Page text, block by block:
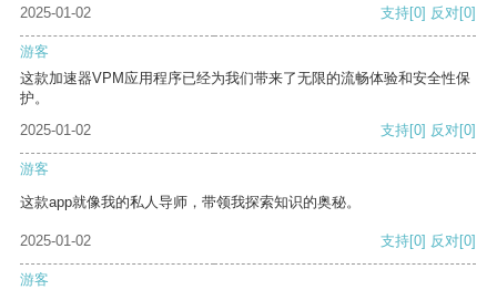
2025-01-02 支持[0] 反对[0]
游客
这款加速器VPM应用程序已经为我们带来了无限的流畅体验和安全性保
护。
2025-01-02
支持[0] 反对[0]
游客
这款app就像我的私人导师，带领我探索知识的奥秘。
2025-01-02 支持[0] 反对[0]
游客